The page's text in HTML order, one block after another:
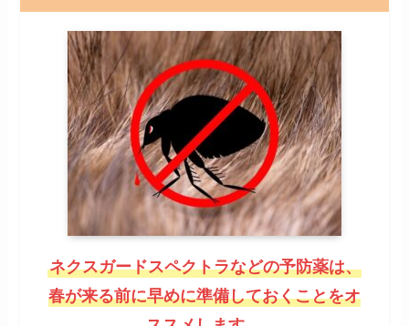
ネクスガードスペクトラなどの予防薬は、
春が来る前に早めに準備しておくことをオ